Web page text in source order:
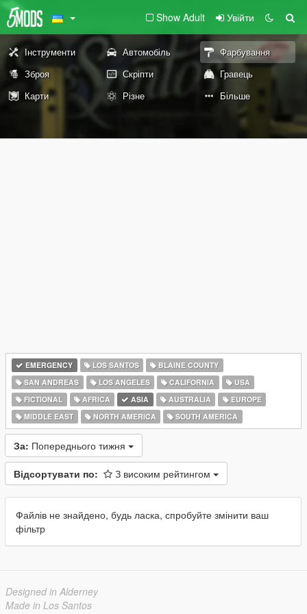
Show Adult Увійти
Інструменти Автомобіль
Фарбування
Зброя
Скріпти
Гравець
Карти
Різне Більше
EMERGENCY LOS SANTOS
BLAINE COUNTY
SAN ANDREAS
LOS ANGELES CALIFORNIA
USA
FICTIONAL
AFRICA ASIA AUSTRALIA
EUROPE
MIDDLE EAST
NORTH AMERICA SOUTH AMERICA
За: Попереднього тижня
Відсортувати по: З високим рейтингом
Файлів не знайдено, будь ласка, спробуйте змінити ваш
фільтр
Designed in Alderney
Made in Los Santos